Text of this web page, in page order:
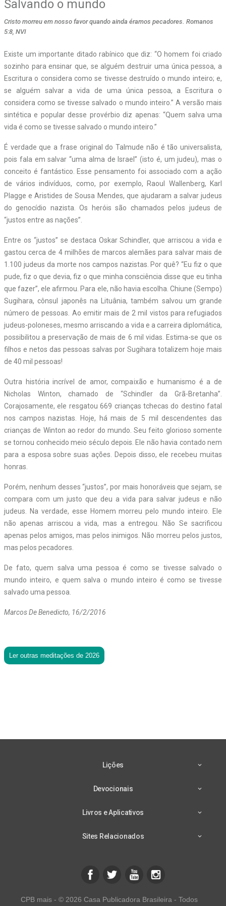
Salvando o mundo
Cristo morreu em nosso favor quando ainda éramos pecadores. Romanos
5:8, NVI
Existe um importante ditado rabínico que diz: “O homem foi criado
sozinho para ensinar que, se alguém destruir uma única pessoa, a
Escritura o considera como se tivesse destruído o mundo inteiro; e,
se alguém salvar a vida de uma única pessoa, a Escritura o
considera como se tivesse salvado o mundo inteiro.” A versão mais
sintética e popular desse provérbio diz apenas: “Quem salva uma
vida é como se tivesse salvado o mundo inteiro.”
É verdade que a frase original do Talmude não é tão universalista,
pois fala em salvar “uma alma de Israel” (isto é, um judeu), mas o
conceito é fantástico. Esse pensamento foi associado com a ação
de vários indivíduos, como, por exemplo, Raoul Wallenberg, Karl
Plagge e Aristides de Sousa Mendes, que ajudaram a salvar judeus
do genocídio nazista. Os heróis são chamados pelos judeus de
“justos entre as nações”.
Entre os “justos” se destaca Oskar Schindler, que arriscou a vida e
gastou cerca de 4 milhões de marcos alemães para salvar mais de
1.100 judeus da morte nos campos nazistas. Por quê? “Eu fiz o que
pude, fiz o que devia, fiz o que minha consciência disse que eu tinha
que fazer”, ele afirmou. Para ele, não havia escolha. Chiune (Sempo)
Sugihara, cônsul japonês na Lituânia, também salvou um grande
número de pessoas. Ao emitir mais de 2 mil vistos para refugiados
judeus-poloneses, mesmo arriscando a vida e a carreira diplomática,
possibilitou a preservação de mais de 6 mil vidas. Estima-se que os
filhos e netos das pessoas salvas por Sugihara totalizem hoje mais
de 40 mil pessoas!
Outra história incrível de amor, compaixão e humanismo é a de
Nicholas Winton, chamado de “Schindler da Grã-Bretanha”.
Corajosamente, ele resgatou 669 crianças tchecas do destino fatal
nos campos nazistas. Hoje, há mais de 5 mil descendentes das
crianças de Winton ao redor do mundo. Seu feito glorioso somente
se tornou conhecido meio século depois. Ele não havia contado nem
para a esposa sobre suas ações. Depois disso, ele recebeu muitas
honras.
Porém, nenhum desses “justos”, por mais honoráveis que sejam, se
compara com um justo que deu a vida para salvar judeus e não
judeus. Na verdade, esse Homem morreu pelo mundo inteiro. Ele
não apenas arriscou a vida, mas a entregou. Não Se sacrificou
apenas pelos amigos, mas pelos inimigos. Não morreu pelos justos,
mas pelos pecadores.
De fato, quem salva uma pessoa é como se tivesse salvado o
mundo inteiro, e quem salva o mundo inteiro é como se tivesse
salvado uma pessoa.
Marcos De Benedicto, 16/2/2016
Ler outras meditações de 2026
Lições
Devocionais
Livros e Aplicativos
Sites Relacionados
CPB mais - © 2026 Casa Publicadora Brasileira - Todos